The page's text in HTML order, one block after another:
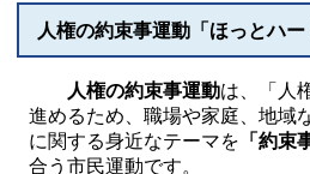
人権の約束事運動「ほっとハ
人権の約束事運動は、「人
進めるため、職場や家庭、地域
に関する身近なテーマを 「約束
合う市民運動です。